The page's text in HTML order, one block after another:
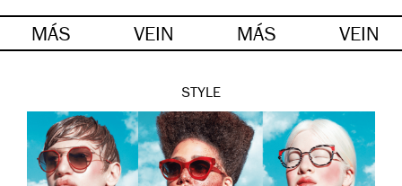
MÁS VEIN MÁS VEIN
STYLE